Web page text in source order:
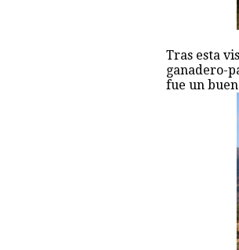
Tras esta
ganadero-
fue un